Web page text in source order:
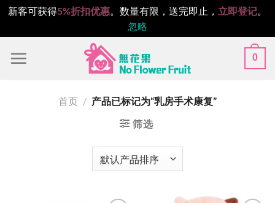
新客可获得5%折扣优惠。数量有限，送完即止， 立即登记。
忽略
0
首页 / 产品已标记为“乳房手术康复”
筛选